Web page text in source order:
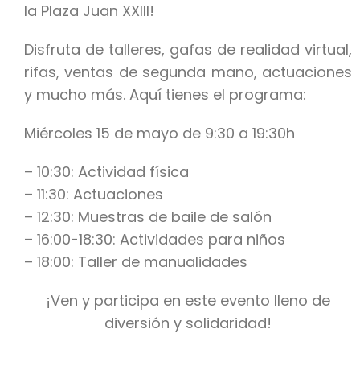
la Plaza Juan XXIII!
Disfruta de talleres, gafas de realidad virtual,
rifas, ventas de segunda mano, actuaciones
y mucho más. Aquí tienes el programa:
Miércoles 15 de mayo de 9:30 a 19:30h
– 10:30: Actividad física
– 11:30: Actuaciones
– 12:30: Muestras de baile de salón
– 16:00-18:30: Actividades para niños
– 18:00: Taller de manualidades
¡Ven y participa en este evento lleno de
diversión y solidaridad!